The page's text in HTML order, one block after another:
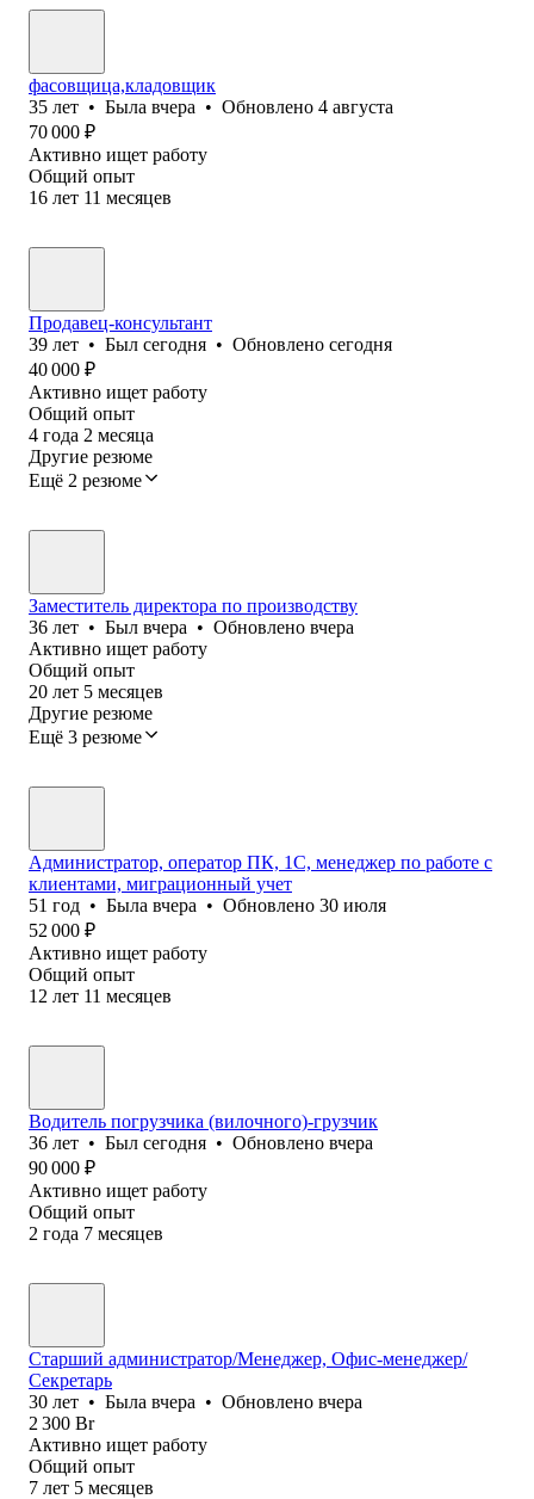
фасовщица,кладовщик
35 лет • Была вчера • Обновлено 4 августа
70 000 ₽
Активно ищет работу
Общий опыт
16 лет 11 месяцев
Продавец-консультант
39 лет • Был сегодня • Обновлено сегодня
40 000 ₽
Активно ищет работу
Общий опыт
4 года 2 месяца
Другие резюме
Ещё 2 резюме
Заместитель директора по производству
36 лет • Был вчера • Обновлено вчера
Активно ищет работу
Общий опыт
20 лет 5 месяцев
Другие резюме
Ещё 3 резюме
Администратор, оператор ПК, 1С, менеджер по работе с
клиентами, миграционный учет
51 год • Была вчера • Обновлено 30 июля
52 000 ₽
Активно ищет работу
Общий опыт
12 лет 11 месяцев
Водитель погрузчика (вилочного)-грузчик
36 лет • Был сегодня • Обновлено вчера
90 000 ₽
Активно ищет работу
Общий опыт
2 года 7 месяцев
Старший администратор/Менеджер, Офис-менеджер/
Секретарь
30 лет • Была вчера • Обновлено вчера
2 300 Br
Активно ищет работу
Общий опыт
7 лет 5 месяцев